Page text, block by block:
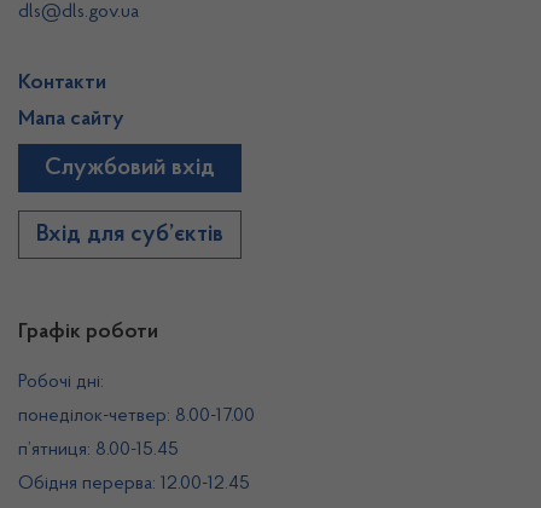
Графік роботи
Робочі дні:
понеділок-четвер: 8.00-17.00
п’ятниця: 8.00-15.45
Обідня перерва: 12.00-12.45
dls@dls.gov.ua
Контакти
Мапа сайту
Службовий вхід
Вхід для суб’єктів